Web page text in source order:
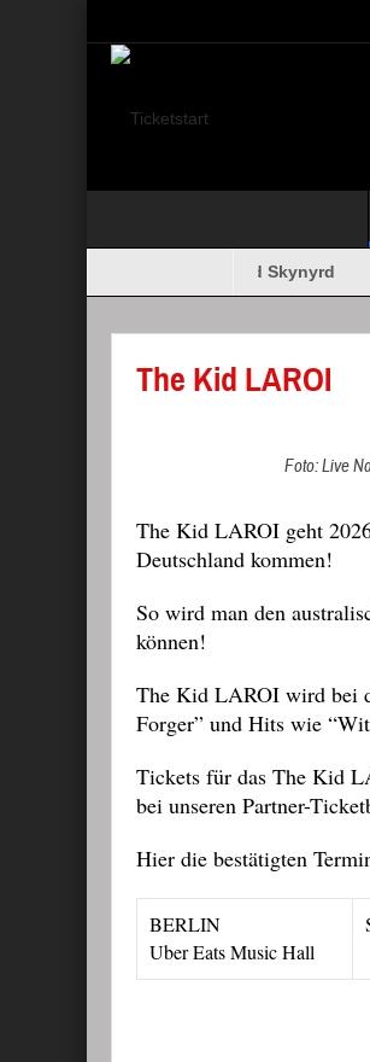
Lynyrd Skynyrd
The Kid LAROI
Foto: Live
The Kid LAROI geht
Deutschland kommen!
So wird man den
können!
The Kid LAROI wird bei
Forger” und Hits wie
Tickets für das The Kid
bei unseren Partner-
Hier die bestätigten
BERLIN
Uber Eats Music Hall